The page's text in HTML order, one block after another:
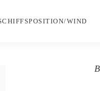
WIND